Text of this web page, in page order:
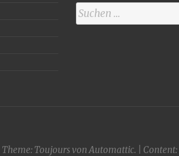
nach:
Theme: Toujours vonAutomattic. | Content: